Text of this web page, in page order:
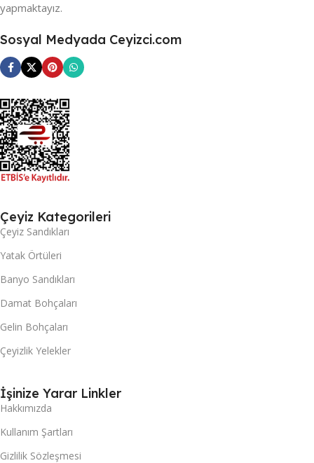
yapmaktayız.
Sosyal Medyada Ceyizci.com
Çeyiz Kategorileri
Çeyiz Sandıkları
Yatak Örtüleri
Banyo Sandıkları
Damat Bohçaları
Gelin Bohçaları
Çeyizlik Yelekler
İşinize Yarar Linkler
Hakkımızda
Kullanım Şartları
Gizlilik Sözleşmesi